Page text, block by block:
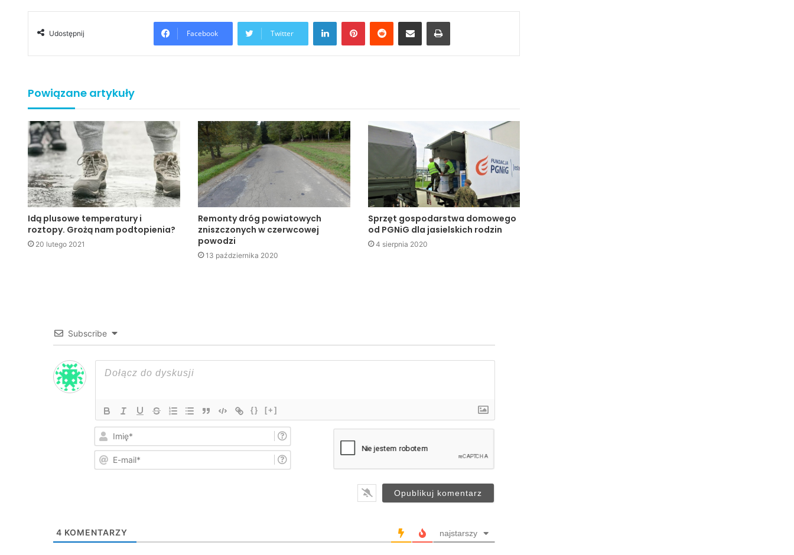
Udostępnij Facebook Twitter
LinkedIn
Powiązane artykuły
Idą plusowe temperatury i
roztopy. Grożą nam podtopienia?
20 lutego 2021
Remonty dróg powiatowych
zniszczonych w czerwcowej
powodzi
13 października 2020
Sprzęt gospodarstwa domowego
od PGNiG dla jasielskich rodzin
4 sierpnia 2020
Subscribe
{} [+]
i
*
4 KOMENTARZY najstarszy